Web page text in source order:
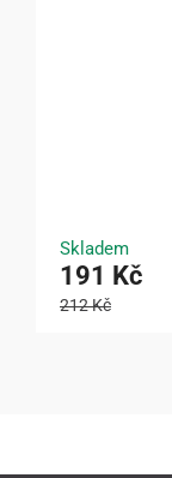
Skladem
191 Kč
212 Kč